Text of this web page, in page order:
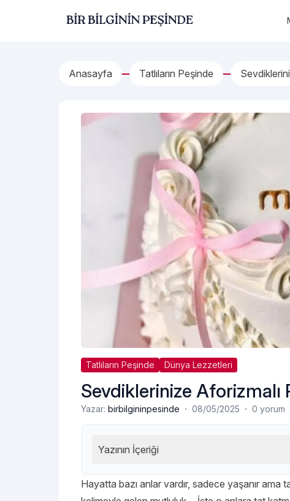
Bir Bilginin Peşinde!
Anasayfa Tatlıların Peşinde
Tatlıların Peşinde Dünya Lezzetleri
Sevdiklerinize Aforizmalı
Yazar: birbilgininpesinde · 08/05/2025 · 0 yorum
Yazının İçeriği
Hayatta bazı anlar vardır, sadece yaşanır